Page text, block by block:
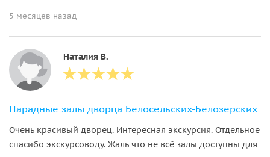
5 месяцев назад
Наталия В.
Парадные залы дворца Белосельских-Белозерских
Очень красивый дворец. Интересная экскурсия. Отдельное
спасибо экскурсоводу. Жаль что не всё залы доступны для